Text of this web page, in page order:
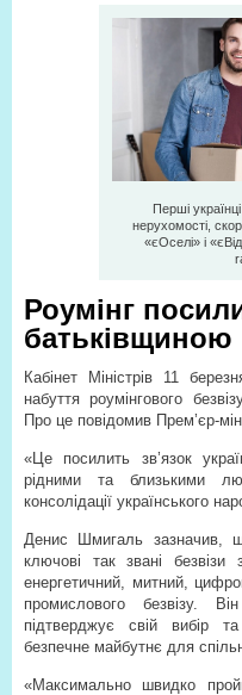
Перші
нерухомості,
«єОселі» і
Роумінг
батьківщиною
Кабінет Міністрів 11
набуття роумінгового
Про це повідомив Прем’єр-
«Це посилить зв’язок
рідними та близькими
консолідації українського
Денис Шмигаль зазначив,
ключові так звані
енергетичний, митний,
промислового безвізу.
підтверджує свій вибір
безпечне майбутнє для
«Максимально швидко